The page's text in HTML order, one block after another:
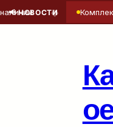
📢 НОВОСТИ
◆